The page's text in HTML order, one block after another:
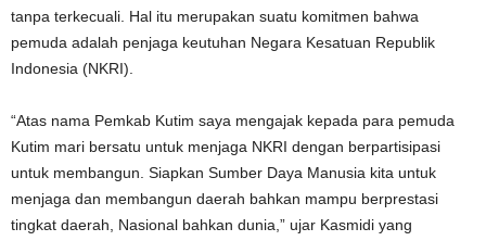
tanpa terkecuali. Hal itu merupakan suatu komitmen bahwa
pemuda adalah penjaga keutuhan Negara Kesatuan Republik
Indonesia (NKRI).
“Atas nama Pemkab Kutim saya mengajak kepada para pemuda
Kutim mari bersatu untuk menjaga NKRI dengan berpartisipasi
untuk membangun. Siapkan Sumber Daya Manusia kita untuk
menjaga dan membangun daerah bahkan mampu berprestasi
tingkat daerah, Nasional bahkan dunia,” ujar Kasmidi yang